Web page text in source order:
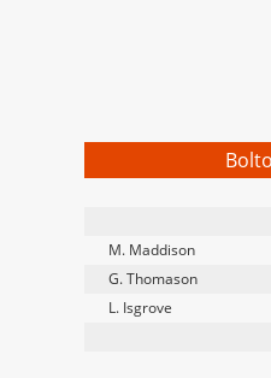
M. Maddison
G. Thomason
L. Isgrove